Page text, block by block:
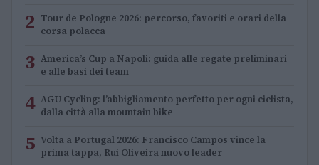
2 Tour de Pologne 2026: percorso, favoriti e orari della
corsa polacca
3 America’s Cup a Napoli: guida alle regate preliminari
e alle basi dei team
4 AGU Cycling: l’abbigliamento perfetto per ogni ciclista,
dalla città alla mountain bike
5 Volta a Portugal 2026: Francisco Campos vince la
prima tappa, Rui Oliveira nuovo leader